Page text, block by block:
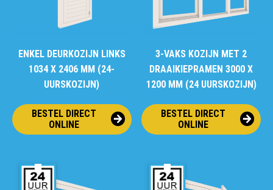
ENKEL DEURKOZIJN LINKS
1034 X 2406 MM (24-
UURSKOZIJN)
BESTEL DIRECT
ONLINE
3-VAKS KOZIJN MET 2
DRAAIKIEPRAMEN 3000 X
1200 MM (24 UURSKOZIJN)
BESTEL DIRECT
ONLINE